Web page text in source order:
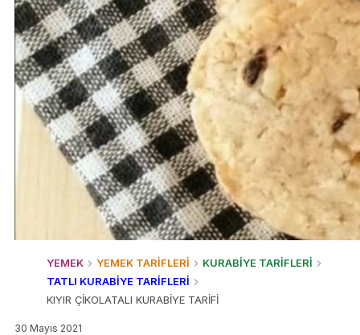
YEMEK YEMEK TARİFLERİ
KURABİYE TARİFLERİ
TATLI KURABİYE TARİFLERİ
KIYIR ÇİKOLATALI KURABİYE TARİFİ
30 Mayıs 2021